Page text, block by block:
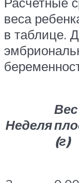
веса
в таблице.
Неделя
Вес
(г)